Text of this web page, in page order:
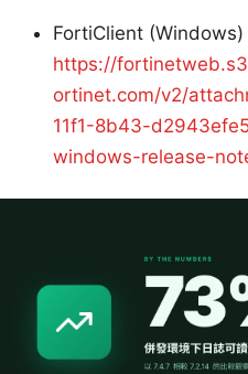
FortiClient
https://
ortinet.com/v2/
11f1-8b43-
windows-release-